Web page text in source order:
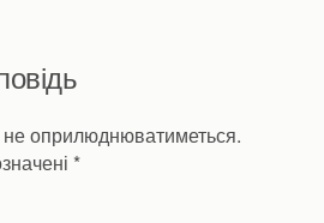
оприлюднюватиметься.
*